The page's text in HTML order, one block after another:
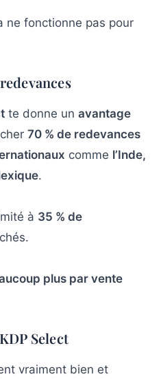
ne fonctionne pas pour
te donne un avantage
70 % de redevances
comme l’Inde,
.
à 35 % de
plus par vente
Select
vraiment bien et